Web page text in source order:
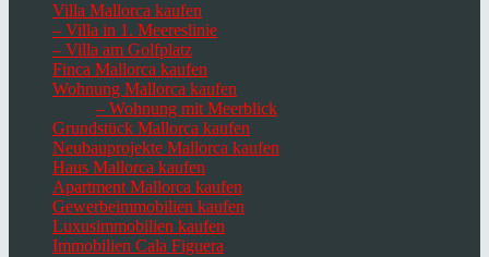
Villa Mallorca kaufen
– Villa in 1. Meereslinie
– Villa am Golfplatz
Finca Mallorca kaufen
Wohnung Mallorca kaufen
– Wohnung mit Meerblick
Grundstück Mallorca kaufen
Neubauprojekte Mallorca kaufen
Haus Mallorca kaufen
Apartment Mallorca kaufen
Gewerbeimmobilien kaufen
Luxusimmobilien kaufen
Immobilien Cala Figuera